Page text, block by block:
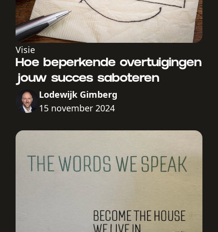
Visie
Hoe beperkende overtuigingen
jouw succes saboteren
Lodewijk Gimberg
15 november 2024